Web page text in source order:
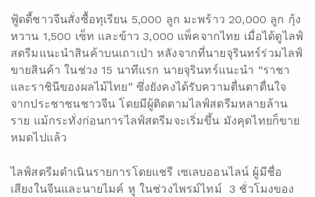
ฟู้ดดี้ชาวจีนสั่งซื้อทุเรียน 5,000 ลูก มะพร้าว 20,000 ลูก กุ้ง
หวาน 1,500 เซ็ท และข้าว 3,000 แพ็คจากไทย เมื่อได้ดูไลฟ์
สตรีมแนะนำสินค้าบนเถาเป่า หลังจากที่นายจุรินทร์ร่วมไลฟ์
ขายสินค้า ในช่วง 15 นาทีแรก นายจุรินทร์แนะนำ “ราชา
และราชินีของผลไม้ไทย” ซึ่งยังคงได้รับความตื่นตาตื่นใจ
จากประชาชนชาวจีน โดยมีผู้ติดตามไลฟ์สตรีมหลายล้าน
ราย แม้กระทั่งก่อนการไลฟ์สตรีมจะเริ่มขึ้น มังคุดไทยก็ขาย
หมดไปแล้ว
ไลฟ์สตรีมดำเนินรายการโดยแชรี เซเลบออนไลน์ ผู้มีชื่อ
เสียงในจีนและนายไมค์ หู ในช่วงไพรม์ไทม์ 3 ชั่วโมงของ